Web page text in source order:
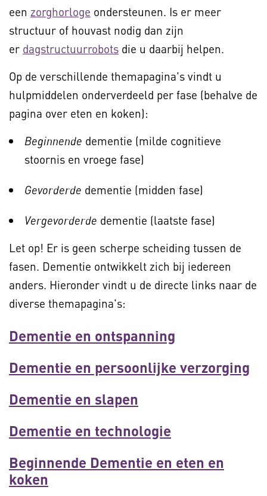
een zorghorloge ondersteunen. Is er meer
structuur of houvast nodig dan zijn
er dagstructuurrobots die u daarbij helpen.
Op de verschillende themapagina's vindt u
hulpmiddelen onderverdeeld per fase (behalve de
pagina over eten en koken):
Beginnende dementie (milde cognitieve
stoornis en vroege fase)
Gevorderde dementie (midden fase)
Vergevorderde dementie (laatste fase)
Let op! Er is geen scherpe scheiding tussen de
fasen. Dementie ontwikkelt zich bij iedereen
anders. Hieronder vindt u de directe links naar de
diverse themapagina's:
Dementie en ontspanning
Dementie en persoonlijke verzorging
Dementie en slapen
Dementie en technologie
Beginnende Dementie en eten en
koken